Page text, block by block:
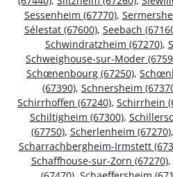
Sessenheim (67770),
Sélestat (67600), Seebach
Schwindratzheim (67270),
Schweighouse-sur-Moder
Schœnenbourg (67250),
(67390), Schnersheim
Schirrhoffen (67240), Schirrhein
Schiltigheim (67300),
(67750), Scherlenheim (67270),
Scharrachbergheim-Irmstett
Schaffhouse-sur-Zorn (67270),